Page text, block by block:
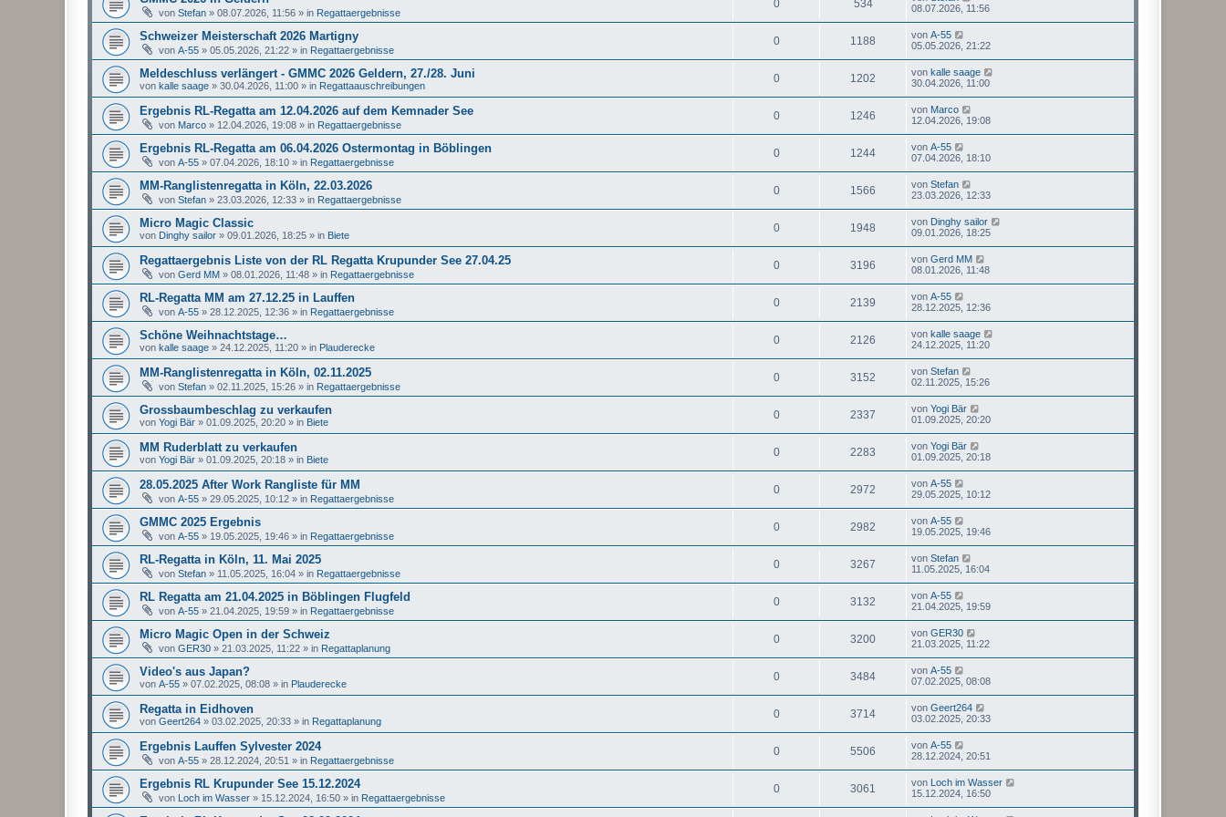
von Stefan » 08.07.2026, 11:56 » in Regattaergebnisse
0 534
08.07.2026, 11:56
Schweizer Meisterschaft 2026 Martigny
von A-55 » 05.05.2026, 21:22 » in Regattaergebnisse
0 1188 von A-55
05.05.2026, 21:22
Meldeschluss verlängert - GMMC 2026 Geldern, 27./28. Juni
von kalle saage » 30.04.2026, 11:00 » in Regattaauschreibungen
0 1202 von kalle saage
30.04.2026, 11:00
Ergebnis RL-Regatta am 12.04.2026 auf dem Kemnader See
von Marco » 12.04.2026, 19:08 » in Regattaergebnisse
0 1246 von Marco
12.04.2026, 19:08
Ergebnis RL-Regatta am 06.04.2026 Ostermontag in Böblingen
von A-55 » 07.04.2026, 18:10 » in Regattaergebnisse
0 1244 von A-55
07.04.2026, 18:10
MM-Ranglistenregatta in Köln, 22.03.2026
von Stefan » 23.03.2026, 12:33 » in Regattaergebnisse
0 1566 von Stefan
23.03.2026, 12:33
Micro Magic Classic
von Dinghy sailor » 09.01.2026, 18:25 » in Biete
0 1948 von Dinghy sailor
09.01.2026, 18:25
Regattaergebnis Liste von der RL Regatta Krupunder See 27.04.25
von Gerd MM » 08.01.2026, 11:48 » in Regattaergebnisse
0 3196 von Gerd MM
08.01.2026, 11:48
RL-Regatta MM am 27.12.25 in Lauffen
von A-55 » 28.12.2025, 12:36 » in Regattaergebnisse
0 2139 von A-55
28.12.2025, 12:36
Schöne Weihnachtstage…
von kalle saage » 24.12.2025, 11:20 » in Plauderecke
0 2126 von kalle saage
24.12.2025, 11:20
MM-Ranglistenregatta in Köln, 02.11.2025
von Stefan » 02.11.2025, 15:26 » in Regattaergebnisse
0 3152 von Stefan
02.11.2025, 15:26
Grossbaumbeschlag zu verkaufen
von Yogi Bär » 01.09.2025, 20:20 » in Biete
0 2337 von Yogi Bär
01.09.2025, 20:20
MM Ruderblatt zu verkaufen
von Yogi Bär » 01.09.2025, 20:18 » in Biete
0 2283 von Yogi Bär
01.09.2025, 20:18
28.05.2025 After Work Rangliste für MM
von A-55 » 29.05.2025, 10:12 » in Regattaergebnisse
0 2972 von A-55
29.05.2025, 10:12
GMMC 2025 Ergebnis
von A-55 » 19.05.2025, 19:46 » in Regattaergebnisse
0 2982 von A-55
19.05.2025, 19:46
RL-Regatta in Köln, 11. Mai 2025
von Stefan » 11.05.2025, 16:04 » in Regattaergebnisse
0 3267 von Stefan
11.05.2025, 16:04
RL Regatta am 21.04.2025 in Böblingen Flugfeld
von A-55 » 21.04.2025, 19:59 » in Regattaergebnisse
0 3132 von A-55
21.04.2025, 19:59
Micro Magic Open in der Schweiz
von GER30 » 21.03.2025, 11:22 » in Regattaplanung
0 3200 von GER30
21.03.2025, 11:22
Video's aus Japan?
von A-55 » 07.02.2025, 08:08 » in Plauderecke
0 3484 von A-55
07.02.2025, 08:08
Regatta in Eidhoven
von Geert264 » 03.02.2025, 20:33 » in Regattaplanung
0 3714 von Geert264
03.02.2025, 20:33
Ergebnis Lauffen Sylvester 2024
von A-55 » 28.12.2024, 20:51 » in Regattaergebnisse
0 5506 von A-55
28.12.2024, 20:51
Ergebnis RL Krupunder See 15.12.2024
von Loch im Wasser » 15.12.2024, 16:50 » in Regattaergebnisse
0 3061 von Loch im Wasser
15.12.2024, 16:50